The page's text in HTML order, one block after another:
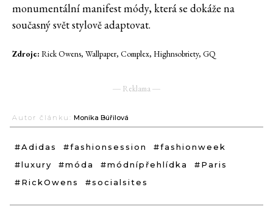
monumentální manifest módy, která se dokáže na
současný svět stylově adaptovat.
Zdroje: Rick Owens, Wallpaper, Complex, Highnsobriety, GQ
― Reklama ―
Autor článku: Monika Búřilová
#Adidas #fashionsession
#fashionweek
#luxury
#móda #módnípřehlídka
#Paris
#RickOwens
#socialsites